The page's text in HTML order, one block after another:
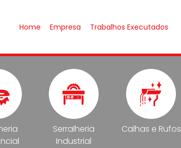
Home Empresa Trabalhos Executados
Serralheria
Industrial
Calhas e Rufos